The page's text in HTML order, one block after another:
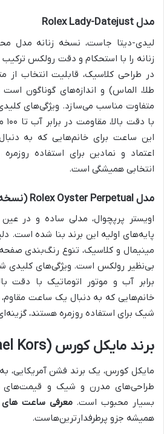
مدل Rolex Lady-Datejust
لیدی-دیتا جاست، نسخه زنانه مدل
زنانه را با استحکام و دقت رولکس
در طراحی کلاسیک، قابلیت انتخاب از
طلا، الماس) و اندازه‌های گوناگون
این ساعت برای خانم‌هایی که به
اعتماد و نمادین برای استفاده
انتخابی همیشگی است.
مدل Rolex Oyster Perpetual (نسخه زنانه)
اويستر پرپچوال، مدلی ساده و در
پایه‌های اولیه این برند بنا شده است.
مینیمال و کلاسیک، تنوع رنگ‌بندی
بی‌نظیر رولکس است. ویژگی‌های کلیدی
برابر آب و موتور اتوماتیک با دقت
خانم‌هایی که به دنبال یک ساعت مقاوم،
شیک برای استفاده روزمره هستند،
برند مایکل کورس (Michael Kors)
مایکل کورس، یک برند فشن آمریکایی،
طراحی‌های مدرن و شیک و قیمت‌های
بسیار محبوب است.معرفی ساعت های
همیشه جزو پرطرفدارترین‌هاست.